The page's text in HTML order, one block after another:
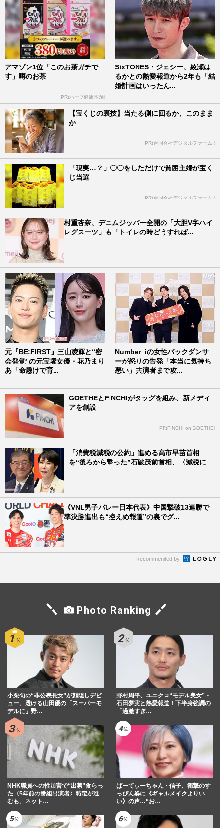
アマゾン1位「このお茶ガチで
す」噂のお茶
PR(ハーブ健康本舗)
SixTONES・ジェシー、綾瀬は
るかとの熱愛報道から2年も「結
婚計画はいったん...
【宝くじの裏技】当たる側に回るか、このまま
か
PR(合同会社デジタルファーム )
「現実…？」〇〇をしただけで貧困主婦が宝く
じ当選
PR(合同会社デジタルファーム )
村重杏奈、デニムジッパー全開の「大胆V字ハイ
レグスーツ」も「トイレの時どうすれば...
元『BE:FIRST』三山凌輝と“密
会発覚”の元宝塚女優・花乃まり
あ「命懸けで育...
Number_iの女性バックダンサ
ーが怒りの告発「本当に気持ち
悪い」共演者まで攻...
GOETHEとFINCHIがタッグを組み、新メディ
アを創設
PR(FINCHI on GOETHE)
「消費税減税の公約」進める高市早苗首相
を“後ろから撃った”石破茂前首相、〈減税に...
《VNL男子バレー日本代表》中国撃破13連勝で
準決勝進出も“控えめ報道”の裏でグ...
Recommended by
Photo Ranking
小栗旬の“非公表長女”が顔隠しデビ
ュー、透ける山田優の「スーパーモ
デルに」野…
野村周平、ユニクロ“モデル美女”・
石田夢実と熱愛報道！下半身強調の
「過激すぎ…
NHK職員への性加害で“出禁”食らっ
た〈5年前の番組出演者〉特定が進
むも、ネット…
ぱーてぃーちゃん・信子、衝撃のす
っぴん姿に《ギャルメイクよりい
い》の声…“お…